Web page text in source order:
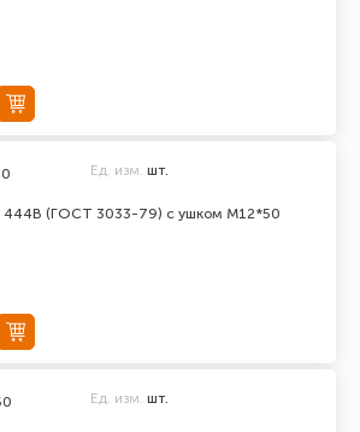
444В (ГОСТ 3033-79) с ушком М12*50
Ед. изм. шт.
Ед. изм. шт.